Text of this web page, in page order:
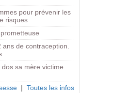
pour prévenir les
risques
de contraception.
sa mère victime
| Toutes les infos